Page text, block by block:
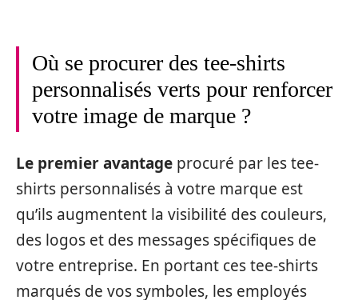
Où se procurer des tee-shirts
personnalisés verts pour renforcer
votre image de marque ?
Le premier avantage procuré par les tee-
shirts personnalisés à votre marque est
qu’ils augmentent la visibilité des couleurs,
des logos et des messages spécifiques de
votre entreprise. En portant ces tee-shirts
marqués de vos symboles, les employés